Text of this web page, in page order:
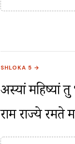
SHLOKA 5 →
अस्यां महिष्यां
राम राज्ये रमते